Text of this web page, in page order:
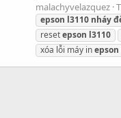
malachyvelazquez
epson l3110 nháy
resetepson l3110
xóa lỗi máy inepson